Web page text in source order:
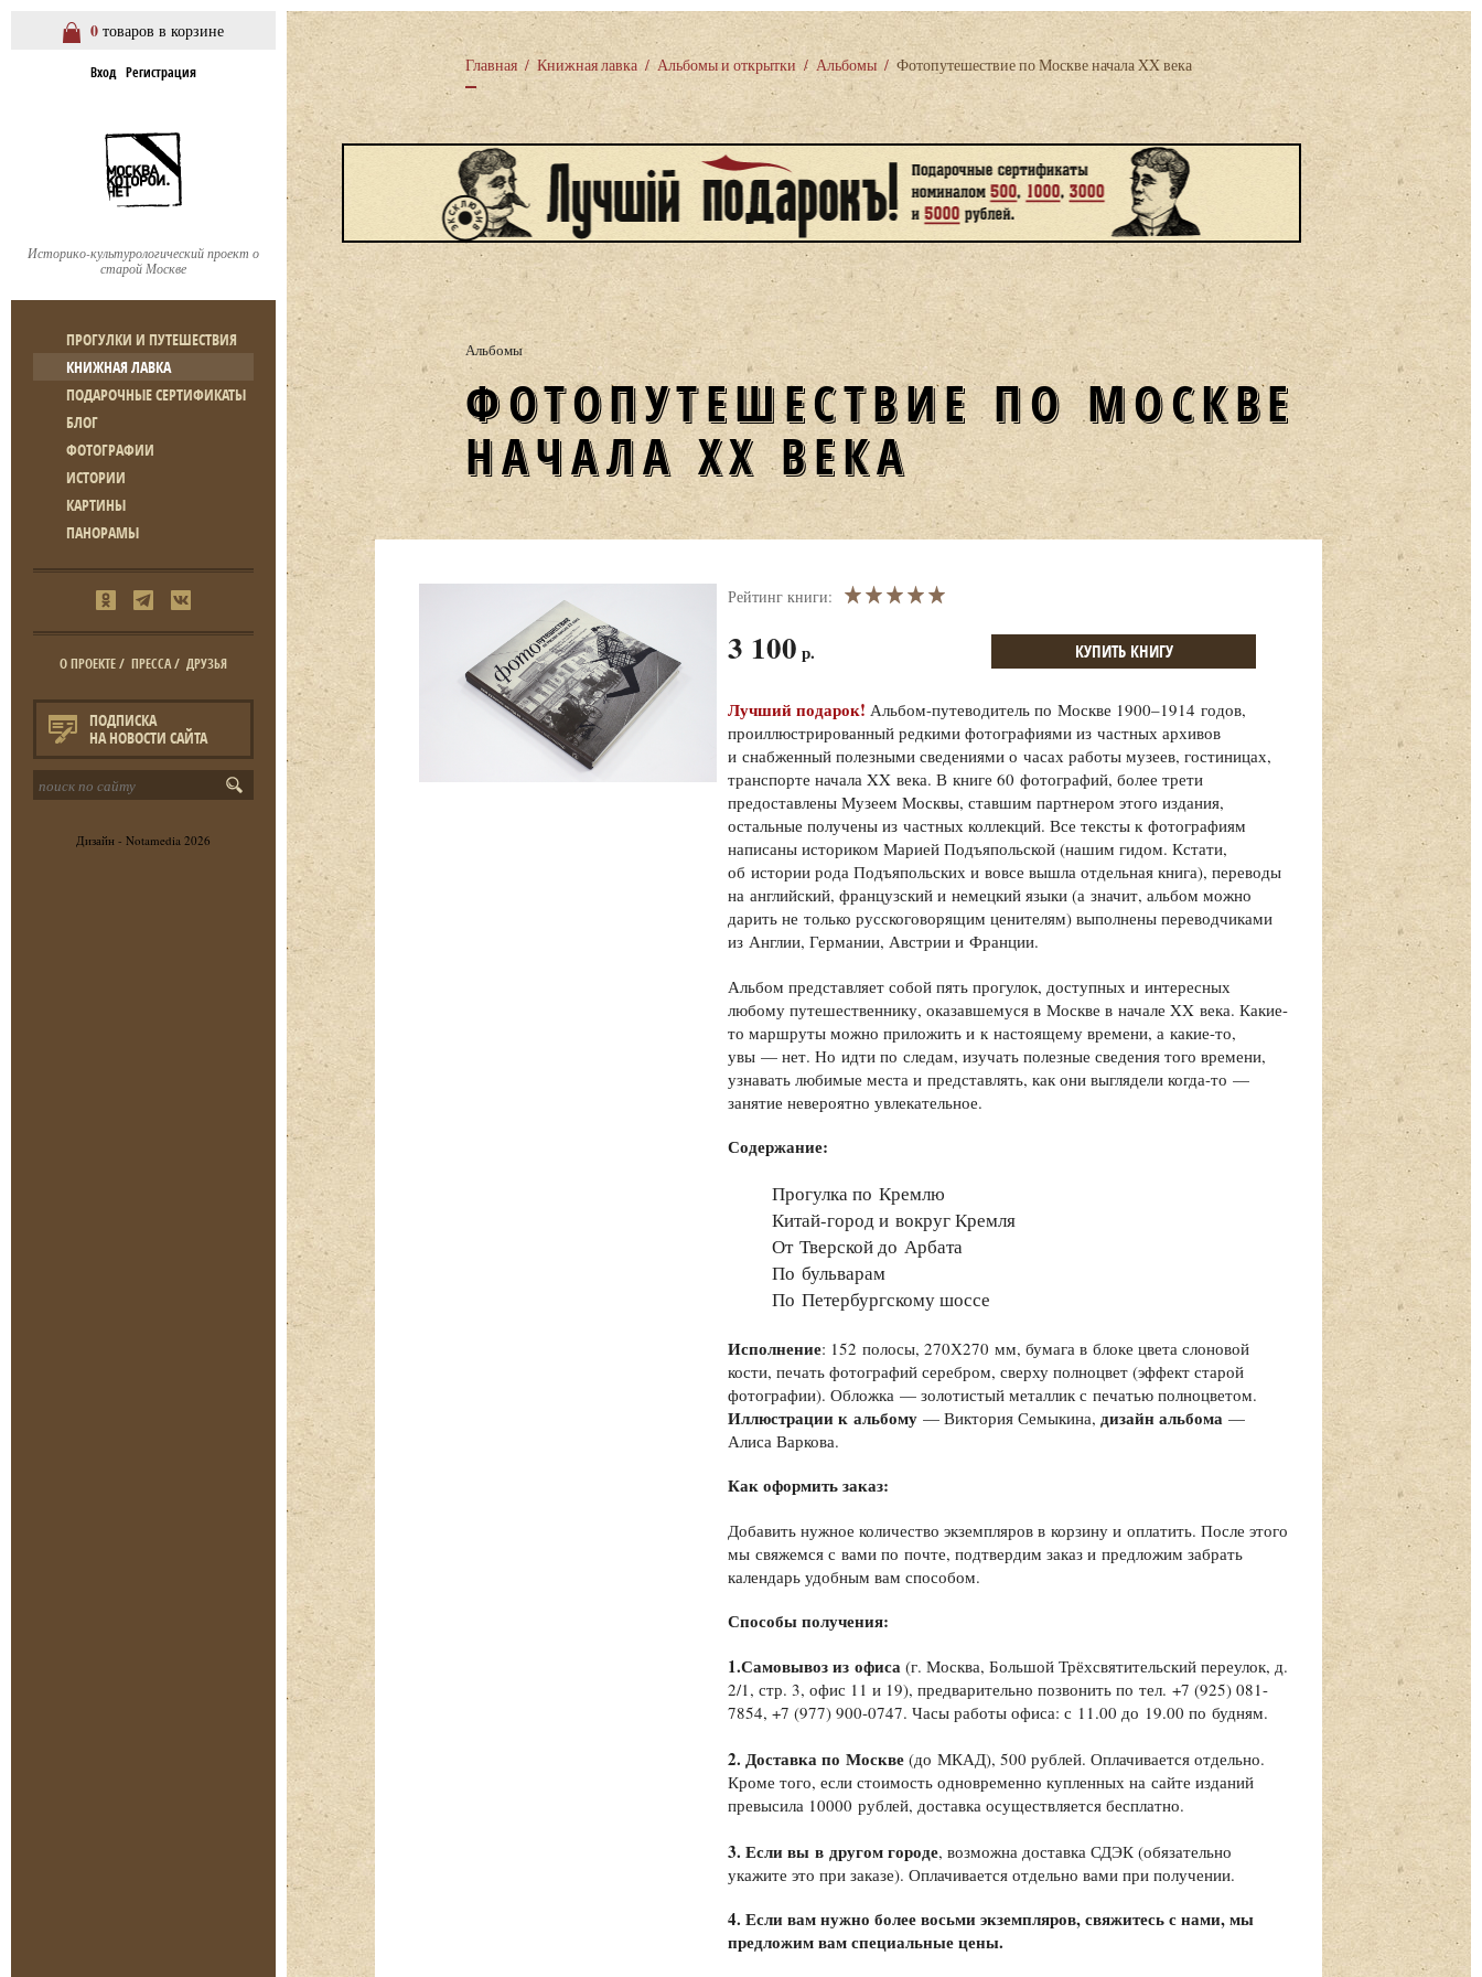
0 товаров в корзине
Вход Регистрация
Историко-культурологический проект о
старой Москве
ПРОГУЛКИ И ПУТЕШЕСТВИЯ
КНИЖНАЯ ЛАВКА
ПОДАРОЧНЫЕ СЕРТИФИКАТЫ
БЛОГ
ФОТОГРАФИИ
ИСТОРИИ
КАРТИНЫ
ПАНОРАМЫ
О ПРОЕКТЕ/ ПРЕССА/ ДРУЗЬЯ
ПОДПИСКА
НА НОВОСТИ САЙТА
Дизайн - Notamedia 2026
Главная / Книжная лавка / Альбомы и открытки / Альбомы / Фотопутешествие по Москве начала XX века
Альбомы
ФОТОПУТЕШЕСТВИЕ ПО МОСКВЕ
НАЧАЛА XX ВЕКА
Рейтинг книги:
КУПИТЬ КНИГУ
3 100 р.
Лучший подарок! Альбом-путеводитель по Москве 1900–1914 годов,
проиллюстрированный редкими фотографиями из частных архивов
и снабженный полезными сведениями о часах работы музеев, гостиницах,
транспорте начала XX века. В книге 60 фотографий, более трети
предоставлены Музеем Москвы, ставшим партнером этого издания,
остальные получены из частных коллекций. Все тексты к фотографиям
написаны историком Марией Подъяпольской (нашим гидом. Кстати,
об истории рода Подъяпольских и вовсе вышла отдельная книга), переводы
на английский, французский и немецкий языки (а значит, альбом можно
дарить не только русскоговорящим ценителям) выполнены переводчиками
из Англии, Германии, Австрии и Франции.
Альбом представляет собой пять прогулок, доступных и интересных
любому путешественнику, оказавшемуся в Москве в начале XX века. Какие-
то маршруты можно приложить и к настоящему времени, а какие-то,
увы — нет. Но идти по следам, изучать полезные сведения того времени,
узнавать любимые места и представлять, как они выглядели когда-то —
занятие невероятно увлекательное.
Содержание:
Прогулка по Кремлю
Китай-город и вокруг Кремля
От Тверской до Арбата
По бульварам
По Петербургскому шоссе
Исполнение: 152 полосы, 270Х270 мм, бумага в блоке цвета слоновой
кости, печать фотографий серебром, сверху полноцвет (эффект старой
фотографии). Обложка — золотистый металлик с печатью полноцветом.
Иллюстрации к альбому — Виктория Семыкина, дизайн альбома —
Алиса Варкова.
Как оформить заказ:
Добавить нужное количество экземпляров в корзину и оплатить. После этого
мы свяжемся с вами по почте, подтвердим заказ и предложим забрать
календарь удобным вам способом.
Способы получения:
1.Самовывоз из офиса (г. Москва, Большой Трёхсвятительский переулок, д.
2/1, стр. 3, офис 11 и 19), предварительно позвонить по тел. +7 (925) 081-
7854, +7 (977) 900-0747. Часы работы офиса: с 11.00 до 19.00 по будням.
2. Доставка по Москве (до МКАД), 500 рублей. Оплачивается отдельно.
Кроме того, если стоимость одновременно купленных на сайте изданий
превысила 10000 рублей, доставка осуществляется бесплатно.
3. Если вы в другом городе, возможна доставка СДЭК (обязательно
укажите это при заказе). Оплачивается отдельно вами при получении.
4. Если вам нужно более восьми экземпляров, свяжитесь с нами, мы
предложим вам специальные цены.